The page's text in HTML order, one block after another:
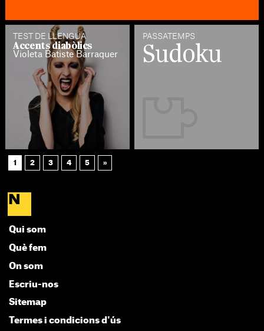
TEST DE LLENGUA
Accents diabòlics
Violeta Batiste Barraquer
PASSATEMPS
Sudoku
1 2 3 4 5 »
Qui som
Què fem
On som
Escriu-nos
Sitemap
Termes i condicions d'ús